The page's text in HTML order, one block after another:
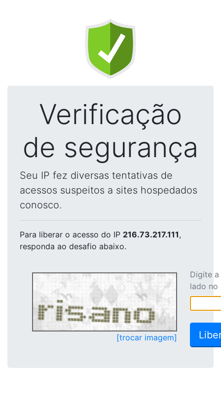
Verificação
de segurança
Seu IP fez diversas tentativas de
acessos suspeitos a sites hospedados
conosco.
Para liberar o acesso do IP 216.73.217.111,
responda ao desafio abaixo.
[trocar imagem]
Digite
lado no